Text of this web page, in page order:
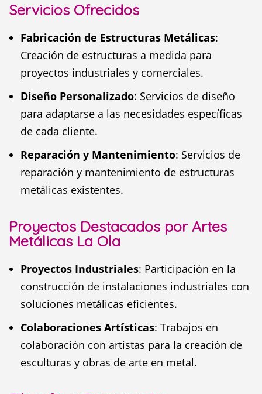
Servicios Ofrecidos
Fabricación de Estructuras Metálicas:
Creación de estructuras a medida para
proyectos industriales y comerciales.
Diseño Personalizado: Servicios de diseño
para adaptarse a las necesidades específicas
de cada cliente.
Reparación y Mantenimiento: Servicios de
reparación y mantenimiento de estructuras
metálicas existentes.
Proyectos Destacados por Artes
Metálicas La Ola
Proyectos Industriales: Participación en la
construcción de instalaciones industriales con
soluciones metálicas eficientes.
Colaboraciones Artísticas: Trabajos en
colaboración con artistas para la creación de
esculturas y obras de arte en metal.